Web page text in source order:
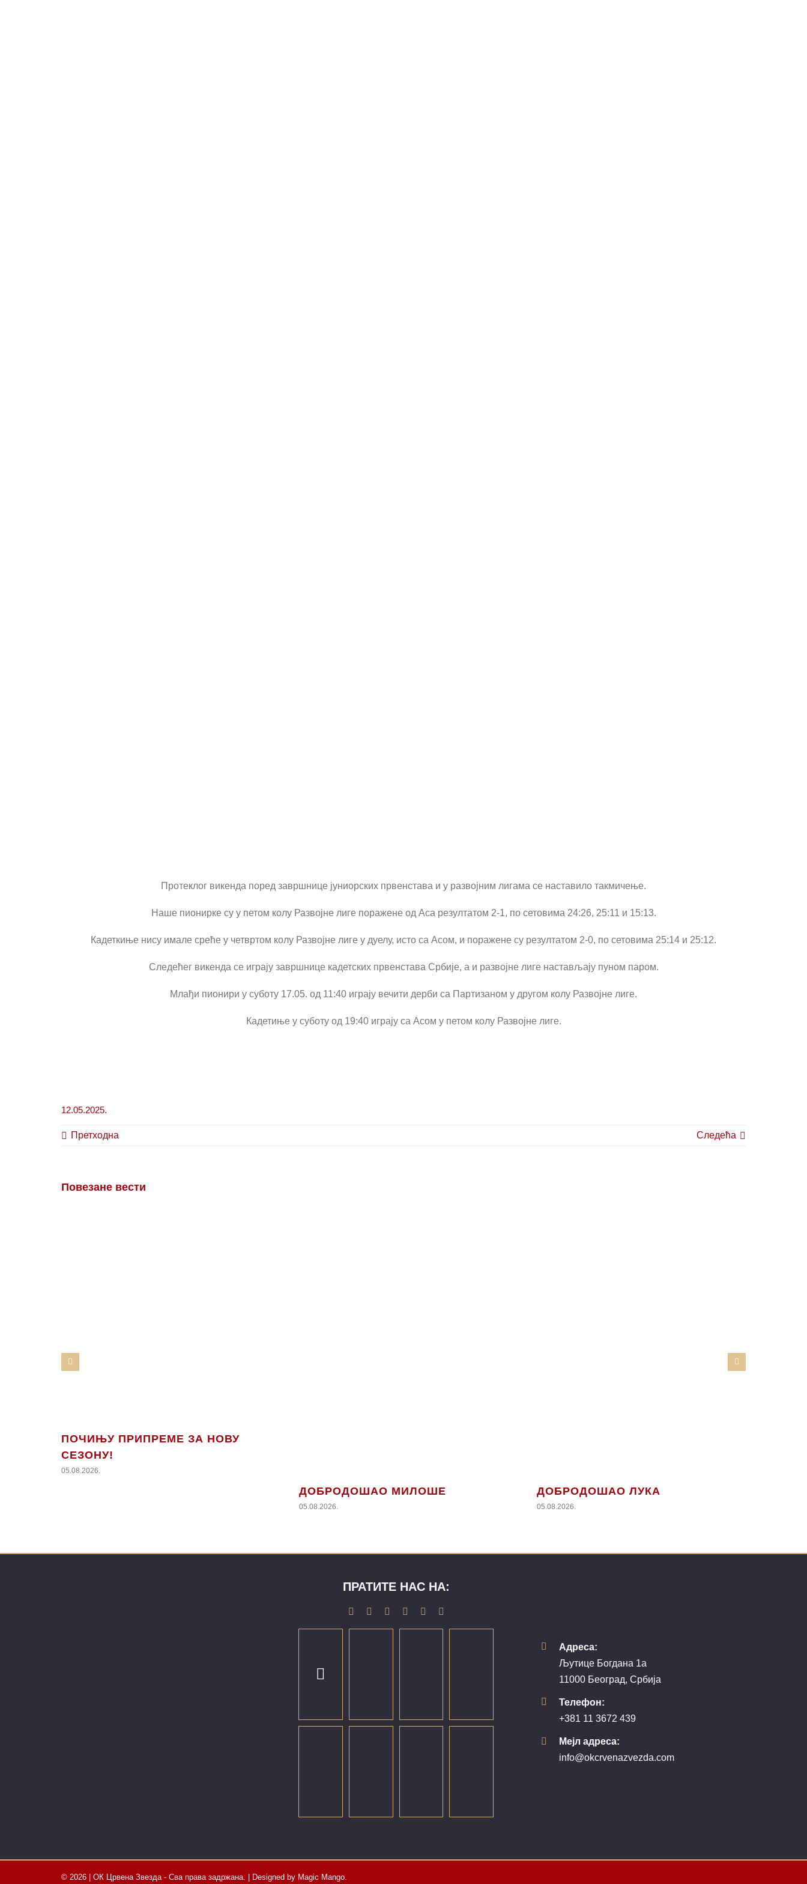
Протеклог викенда поред завршнице јуниорских првенстава и у развојним лигама се наставило такмичење.
Наше пионирке су у петом колу Развојне лиге поражене од Аса резултатом 2-1, по сетовима 24:26, 25:11 и 15:13.
Кадеткиње нису имале среће у четвртом колу Развојне лиге у дуелу, исто са Асом, и поражене су резултатом 2-0, по сетовима 25:14 и 25:12.
Следећег викенда се играју завршнице кадетских првенстава Србије, а и развојне лиге настављају пуном паром.
Млађи пионири у суботу 17.05. од 11:40 играју вечити дерби са Партизаном у другом колу Развојне лиге.
Кадетиње у суботу од 19:40 играју са Асом у петом колу Развојне лиге.
12.05.2025.
Претходна Следећа
Повезане вести
ПОЧИЊУ ПРИПРЕМЕ ЗА НОВУ
СЕЗОНУ!
05.08.2026.
ДОБРОДОШАО МИЛОШЕ
05.08.2026.
ДОБРОДОШАО ЛУКА
05.08.2026.
ПРАТИТЕ НАС НА:
Адреса:
Љутице Богдана 1а
11000 Београд, Србија
Телефон:
+381 11 3672 439
Мејл адреса:
info@okcrvenazvezda.com
© 2026 | ОК Црвена Звезда - Сва права задржана. | Designed by Magic Mango.